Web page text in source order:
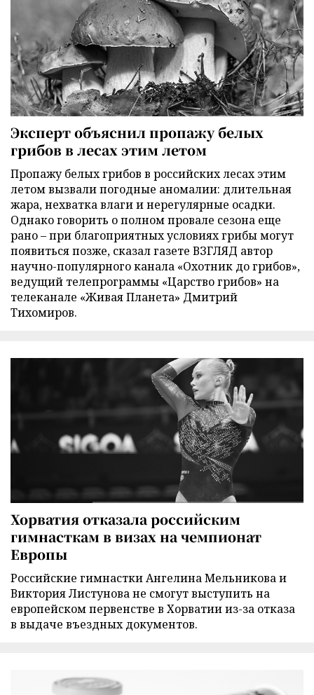
Эксперт объяснил пропажу белых
грибов в лесах этим летом
Пропажу белых грибов в российских лесах этим
летом вызвали погодные аномалии: длительная
жара, нехватка влаги и нерегулярные осадки.
Однако говорить о полном провале сезона еще
рано – при благоприятных условиях грибы могут
появиться позже, сказал газете ВЗГЛЯД автор
научно-популярного канала «Охотник до грибов»,
ведущий телепрограммы «Царство грибов» на
телеканале «Живая Планета» Дмитрий
Тихомиров.
Хорватия отказала российским
гимнасткам в визах на чемпионат
Европы
Российские гимнастки Ангелина Мельникова и
Виктория Листунова не смогут выступить на
европейском первенстве в Хорватии из-за отказа
в выдаче въездных документов.